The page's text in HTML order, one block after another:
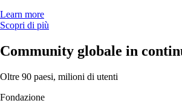
Learn more
Scopri di più
Community globale in
Oltre 90 paesi, milioni di utenti
Fondazione